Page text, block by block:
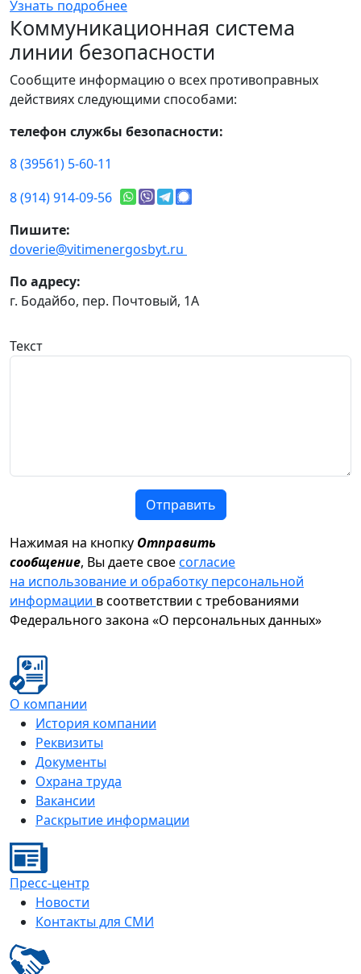
Узнать подробнее
Коммуникационная система
линии безопасности
Сообщите информацию о всех противоправных
действиях следующими способами:
телефон службы безопасности:
8 (39561) 5-60-11
8 (914) 914-09-56
Пишите:
doverie@vitimenergosbyt.ru
По адресу:
г. Бодайбо, пер. Почтовый, 1А
Текст
Отправить
Нажимая на кнопку Отправить
сообщение, Вы даете своесогласие
на использование и обработку персональной
информации в соответствии с требованиями
Федерального закона «О персональных данных»
О компании
История компании
Реквизиты
Документы
Охрана труда
Вакансии
Раскрытие информации
Пресс-центр
Новости
Контакты для СМИ